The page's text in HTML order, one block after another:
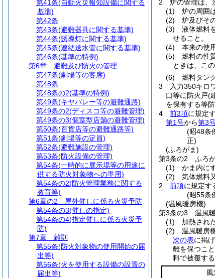
2
炉の管理は、
(1)
炉の周囲
(2)
炉及びそ
(3)
液体燃料
せること。
(4)
本来の使
(5)
燃料の性
ときは、こ
(6)
燃料タン
3
入力350キロ
口等に防火戸(
を保有する等
4
前3項に規定
第1号から第3
(昭48条
正)
(ふろがま)
第3条の2
ふろ
(1)
かま内に
(2)
気体燃料
2
前項に規定す
(昭55条
(温風暖房機)
第3条の3
温風
(1)
加熱され
(2)
温風暖房
次の表に掲
離を保つこと
料で被覆す
第41条(自動火災報知設備に関する
基準)
第42条
第43条(避難器具に関する基準)
第44条(誘導灯に関する基準)
第45条(連結送水管に関する基準)
第46条(基準の特例)
第6章
避難及び防火の管理
第47条(劇場等の客席)
第48条
第48条の2(基準の特例)
第49条(キヤバレー等の避難通路)
第49条の2(ディスコ等の避難管理)
第49条の3(個室型店舗の避難管理)
第50条(百貨店等の避難通路等)
第51条(劇場等の定員)
第52条(避難施設の管理)
第53条(防火設備の管理)
第54条(一時的に展示場等の用途に
供する防火対象物への準用)
第54条の2(防火管理業務に関する
教育等)
第6章の2
屋外催しに係る火災予防
第54条の3(催しの指定)
第54条の4(指定催しに係る火災予
防)
第7章
雑則
第55条(防火対象物の使用開始の届
出等)
第56条(火を使用する設備の設置の
届出等)